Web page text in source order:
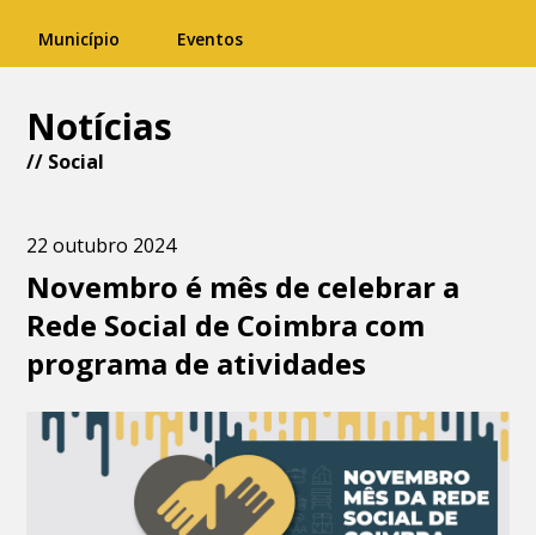
Município Eventos
Notícias
// Social
22 outubro 2024
Novembro é mês de celebrar a
Rede Social de Coimbra com
programa de atividades